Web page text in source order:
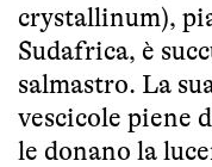
crystallinum),
Sudafrica, è
salmastro. La
vescicole piene
le donano la